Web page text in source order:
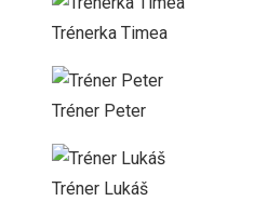
Trénerka Timea
Tréner Peter
Tréner Lukáš